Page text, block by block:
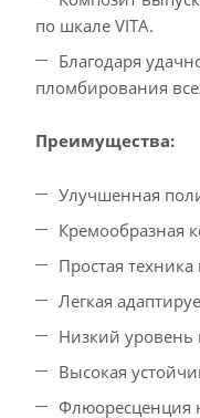
по шкале VITA.
Благодаря
пломбирования
Преимущества:
Улучшенная
Кремообразная
Простая
Легкая
Низкий уровень
Высокая
Флюоресценция